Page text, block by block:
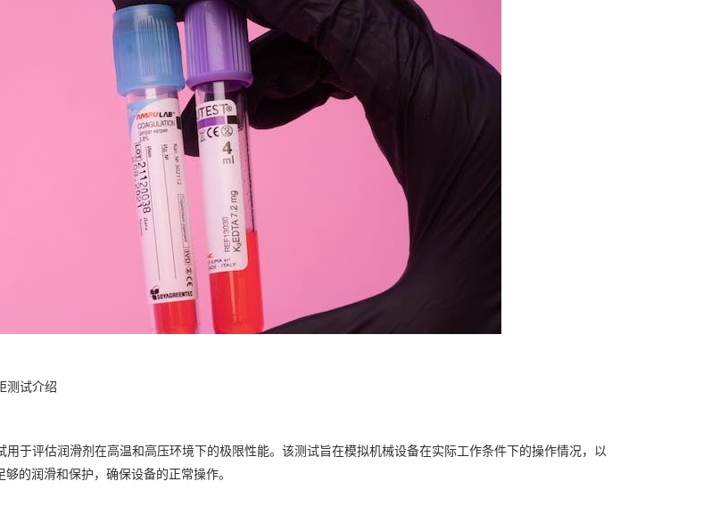
测试介绍
用于评估润滑剂在高温和高压环境下的极限性能。该测试旨在模拟机械设备在实际工作条件下的操作情况，以
的润滑和保护，确保设备的正常操作。